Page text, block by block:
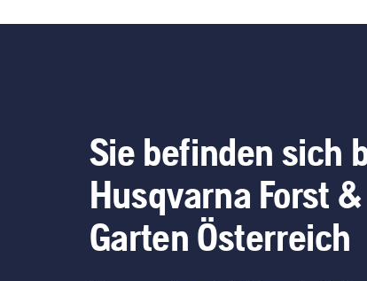
Sie befinden sich
Husqvarna Forst &
Garten Österreich